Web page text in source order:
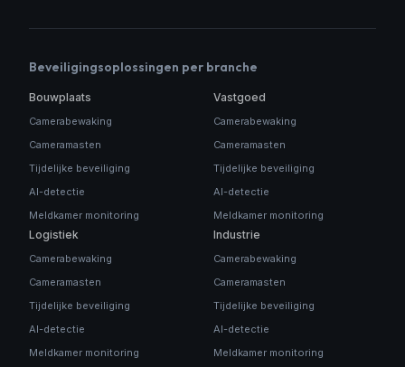
Beveiligingsoplossingen per branche
Bouwplaats
Camerabewaking
Cameramasten
Tijdelijke beveiliging
AI-detectie
Meldkamer monitoring
Vastgoed
Camerabewaking
Cameramasten
Tijdelijke beveiliging
AI-detectie
Meldkamer monitoring
Logistiek
Camerabewaking
Cameramasten
Tijdelijke beveiliging
AI-detectie
Meldkamer monitoring
Industrie
Camerabewaking
Cameramasten
Tijdelijke beveiliging
AI-detectie
Meldkamer monitoring